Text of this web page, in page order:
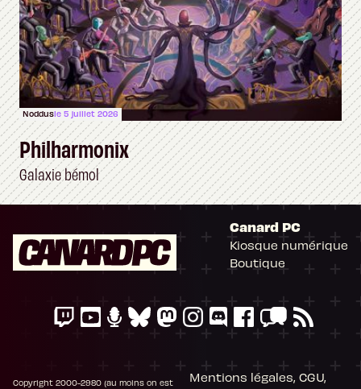
Noddusle 5 juillet 2026
Philharmonix
Galaxie bémol
Canard PC
Kiosque numérique
Boutique
Copyright 2000-2980 (au moins on est
Mentions légales, CGU,